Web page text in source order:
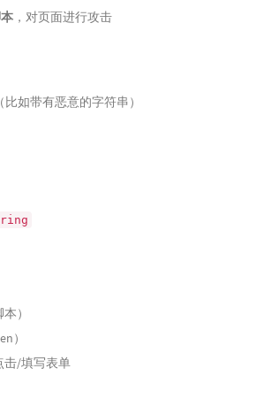
，对页面进行攻击
如带有恶意的字符串）
）
）
击/填写表单